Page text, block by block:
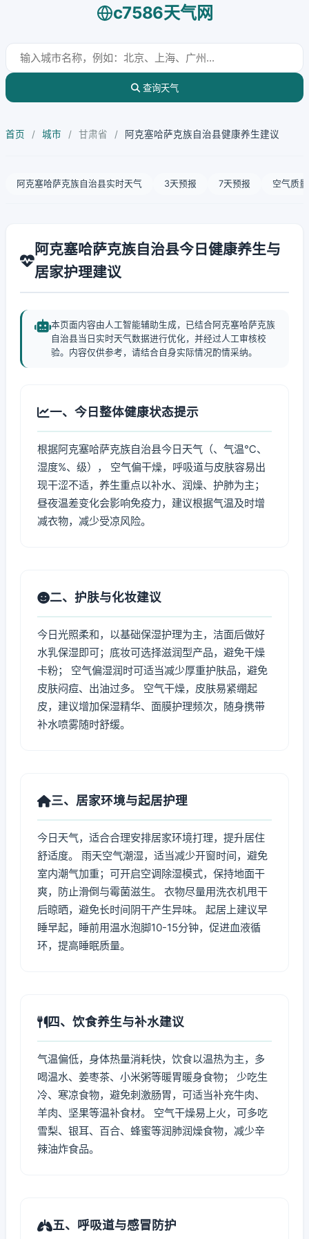
c7586天气网
查询天气
首页 / 城市 / 甘肃省 / 阿克塞哈萨克族自治县健康养生建议
阿克塞哈萨克族自治县实时天气 3天预报 7天预报 空气质量
阿克塞哈萨克族自治县今日健康养生与
居家护理建议
本页面内容由人工智能辅助生成，已结合阿克塞哈萨克族
自治县当日实时天气数据进行优化，并经过人工审核校
验。内容仅供参考，请结合自身实际情况酌情采纳。
一、今日整体健康状态提示
根据阿克塞哈萨克族自治县今日天气（、气温℃、
湿度%、级）， 空气偏干燥，呼吸道与皮肤容易出
现干涩不适，养生重点以补水、润燥、护肺为主；
昼夜温差变化会影响免疫力，建议根据气温及时增
减衣物，减少受凉风险。
二、护肤与化妆建议
今日光照柔和，以基础保湿护理为主，洁面后做好
水乳保湿即可；底妆可选择滋润型产品，避免干燥
卡粉； 空气偏湿润时可适当减少厚重护肤品，避免
皮肤闷痘、出油过多。 空气干燥，皮肤易紧绷起
皮，建议增加保湿精华、面膜护理频次，随身携带
补水喷雾随时舒缓。
三、居家环境与起居护理
今日天气，适合合理安排居家环境打理，提升居住
舒适度。 雨天空气潮湿，适当减少开窗时间，避免
室内潮气加重；可开启空调除湿模式，保持地面干
爽，防止滑倒与霉菌滋生。 衣物尽量用洗衣机甩干
后晾晒，避免长时间阴干产生异味。 起居上建议早
睡早起，睡前用温水泡脚10-15分钟，促进血液循
环，提高睡眠质量。
四、饮食养生与补水建议
气温偏低，身体热量消耗快，饮食以温热为主，多
喝温水、姜枣茶、小米粥等暖胃暖身食物； 少吃生
冷、寒凉食物，避免刺激肠胃，可适当补充牛肉、
羊肉、坚果等温补食材。 空气干燥易上火，可多吃
雪梨、银耳、百合、蜂蜜等润肺润燥食物，减少辛
辣油炸食品。
五、呼吸道与感冒防护